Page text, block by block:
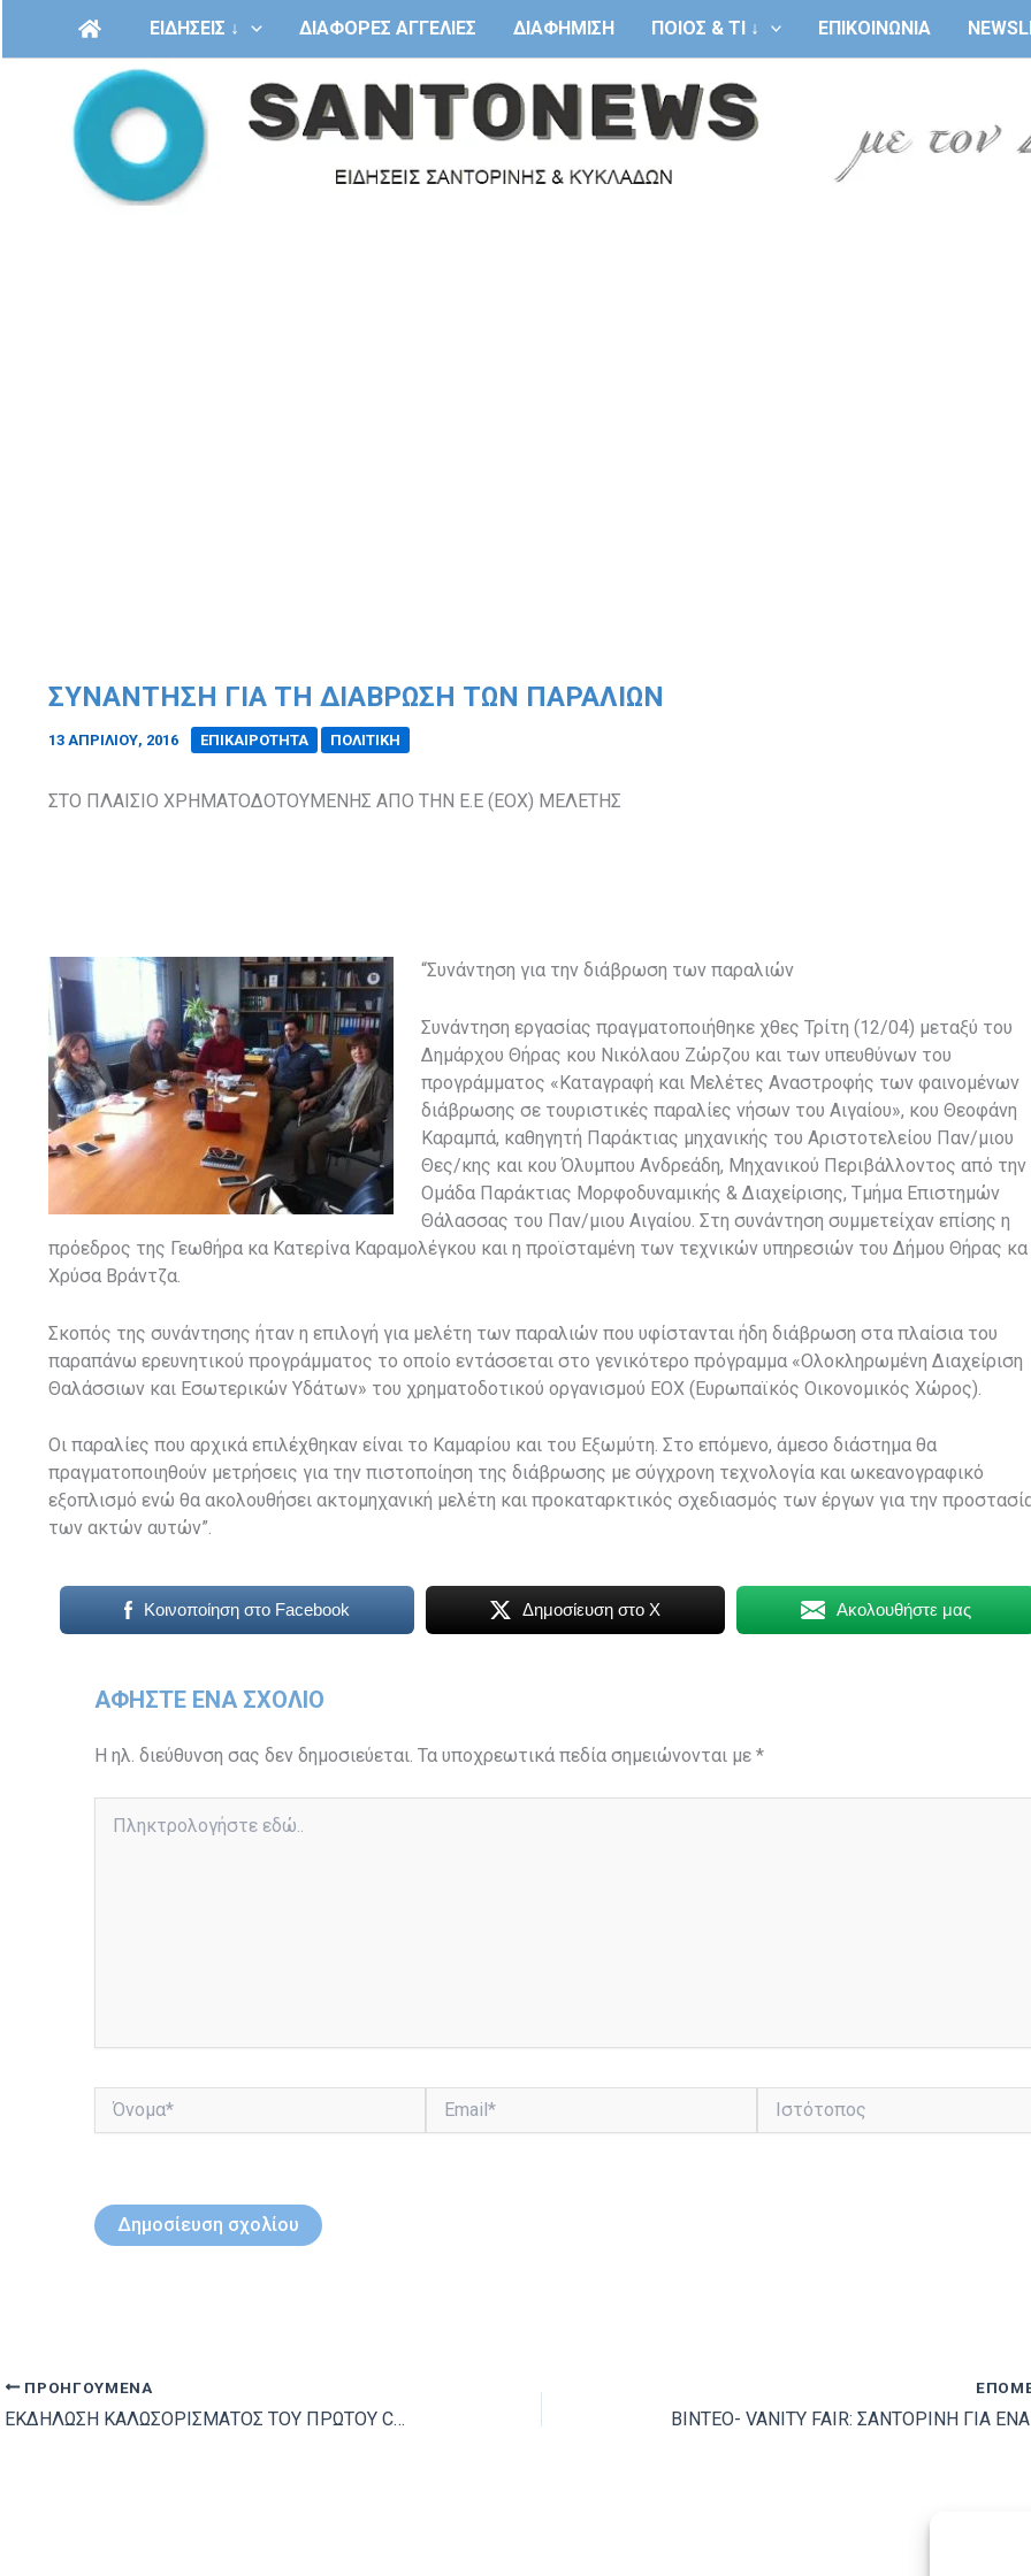
ΕΙΔΗΣΕΙΣ ↓ ΔΙΑΦΟΡΕΣ ΑΓΓΕΛΙΕΣ ΔΙΑΦΗΜΙΣΗ ΠΟΙΟΣ & ΤΙ ↓ ΕΠΙΚΟΙΝΩΝΙΑ
ΣΥΝΑΝΤΗΣΗ ΓΙΑ ΤΗ ΔΙΑΒΡΩΣΗ ΤΩΝ ΠΑΡΑΛΙΩΝ
13 ΑΠΡΙΛΊΟΥ, 2016 ΕΠΙΚΑΙΡΟΤΗΤΑ ΠΟΛΙΤΙΚΗ
ΣΤΟ ΠΛΑΙΣΙΟ ΧΡΗΜΑΤΟΔΟΤΟΥΜΕΝΗΣ ΑΠΟ ΤΗΝ Ε.Ε (ΕΟΧ) ΜΕΛΕΤΗΣ
“Συνάντηση για την διάβρωση των παραλιών
Συνάντηση εργασίας πραγματοποιήθηκε χθες Τρίτη (12/04) μεταξύ του
Δημάρχου Θήρας κου Νικόλαου Ζώρζου και των υπευθύνων του
προγράμματος «Καταγραφή και Μελέτες Αναστροφής των φαινομένων
διάβρωσης σε τουριστικές παραλίες νήσων του Αιγαίου», κου Θεοφάνη
Καραμπά, καθηγητή Παράκτιας μηχανικής του Αριστοτελείου Παν/μιου
Θες/κης και κου Όλυμπου Ανδρεάδη, Μηχανικού Περιβάλλοντος από την
Ομάδα Παράκτιας Μορφοδυναμικής & Διαχείρισης, Τμήμα Επιστημών
Θάλασσας του Παν/μιου Αιγαίου. Στη συνάντηση συμμετείχαν επίσης η
πρόεδρος της Γεωθήρα κα Κατερίνα Καραμολέγκου και η προϊσταμένη των τεχνικών υπηρεσιών του Δήμου Θήρας κα
Χρύσα Βράντζα.
Σκοπός της συνάντησης ήταν η επιλογή για μελέτη των παραλιών που υφίστανται ήδη διάβρωση στα πλαίσια του
παραπάνω ερευνητικού προγράμματος το οποίο εντάσσεται στο γενικότερο πρόγραμμα «Ολοκληρωμένη Διαχείριση
Θαλάσσιων και Εσωτερικών Υδάτων» του χρηματοδοτικού οργανισμού ΕΟΧ (Ευρωπαϊκός Οικονομικός Χώρος).
Οι παραλίες που αρχικά επιλέχθηκαν είναι το Καμαρίου και του Εξωμύτη. Στο επόμενο, άμεσο διάστημα θα
πραγματοποιηθούν μετρήσεις για την πιστοποίηση της διάβρωσης με σύγχρονη τεχνολογία και ωκεανογραφικό
εξοπλισμό ενώ θα ακολουθήσει ακτομηχανική μελέτη και προκαταρκτικός σχεδιασμός των έργων για την
των ακτών αυτών”.
Κοινοποίηση στο Facebook Δημοσίευση στο X Ακολουθήστε μας
ΑΦΉΣΤΕ ΈΝΑ ΣΧΌΛΙΟ
Η ηλ. διεύθυνση σας δεν δημοσιεύεται. Τα υποχρεωτικά πεδία σημειώνονται με *
εδώ..
Όνομα* Ιστότοπος
ΠΡΟΗΓΟΎΜΕΝΑ
ΕΚΔΗΛΩΣΗ ΚΑΛΩΣΟΡΙΣΜΑΤΟΣ ΤΟΥ ΠΡΩΤΟΥ CHARTER